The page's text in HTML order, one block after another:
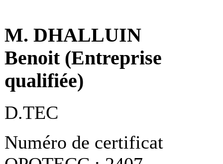
M. DHALLUIN
Benoit (Entreprise
qualifiée)
D.TEC
Numéro de certificat